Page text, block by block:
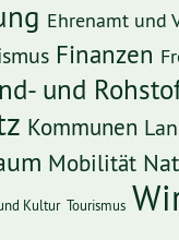
Ehrenamt und
Finanzen
und
Kommunen
Mobilität
Kultur Tourismus